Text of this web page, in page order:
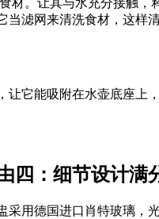
材。让其与水充分接触，
当滤网来清洗食材，这样
让它能吸附在水壶底座上，
四：细节设计满
采用德国进口肖特玻璃，